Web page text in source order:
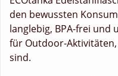
den bewussten
langlebig, BPA-frei und
für Outdoor-
sind.